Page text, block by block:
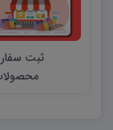
? پشتیبانی
ساعت ۱۰ تا ۲۲ روزهای شنبه تا چهارشنبه انجام‌ می شود.
ثبت